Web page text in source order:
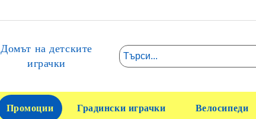
Домът на детските
играчки
Промоции Градински играчки Велосипеди